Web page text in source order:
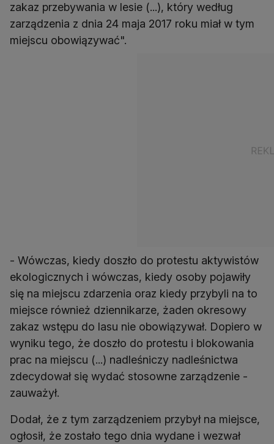
zakaz przebywania w lesie (...), który według
zarządzenia z dnia 24 maja 2017 roku miał w tym
miejscu obowiązywać".
- Wówczas, kiedy doszło do protestu aktywistów
ekologicznych i wówczas, kiedy osoby pojawiły
się na miejscu zdarzenia oraz kiedy przybyli na to
miejsce również dziennikarze, żaden okresowy
zakaz wstępu do lasu nie obowiązywał. Dopiero w
wyniku tego, że doszło do protestu i blokowania
prac na miejscu (...) nadleśniczy nadleśnictwa
zdecydował się wydać stosowne zarządzenie -
zauważył.
Dodał, że z tym zarządzeniem przybył na miejsce,
ogłosił, że zostało tego dnia wydane i wezwał